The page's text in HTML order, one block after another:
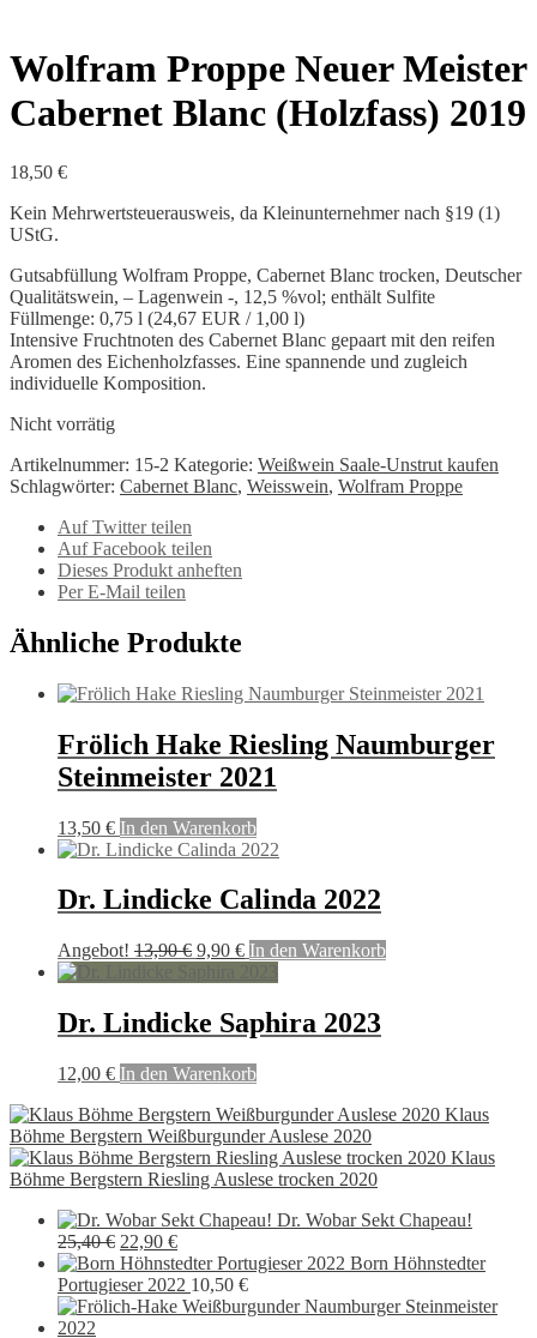
Wolfram Proppe Neuer Meister
Cabernet Blanc (Holzfass) 2019
18,50 €
Kein Mehrwertsteuerausweis, da Kleinunternehmer nach §19 (1)
UStG.
Gutsabfüllung Wolfram Proppe, Cabernet Blanc trocken, Deutscher
Qualitätswein, – Lagenwein -, 12,5 %vol; enthält Sulfite
Füllmenge: 0,75 l (24,67 EUR / 1,00 l)
Intensive Fruchtnoten des Cabernet Blanc gepaart mit den reifen
Aromen des Eichenholzfasses. Eine spannende und zugleich
individuelle Komposition.
Nicht vorrätig
Artikelnummer: 15-2 Kategorie: Weißwein Saale-Unstrut kaufen
Schlagwörter: Cabernet Blanc, Weisswein, Wolfram Proppe
Auf Twitter teilen
Auf Facebook teilen
Dieses Produkt anheften
Per E-Mail teilen
Ähnliche Produkte
Frölich Hake Riesling Naumburger
Steinmeister 2021
13,50 € In den Warenkorb
Dr. Lindicke Calinda 2022
Angebot! 13,90€ Ursprünglicher
13,90 €
9,90 €Aktueller
9,90 €.
In den Warenkorb
Dr. Lindicke Saphira 2023
12,00 € In den Warenkorb
Klaus
Böhme Bergstern Weißburgunder Auslese 2020
Klaus
Böhme Bergstern Riesling Auslese trocken 2020
Dr. Wobar Sekt Chapeau!
25,40€ Ursprünglicher
Preis
war:
25,40 €
22,90 €Aktueller
Preis
ist:
22,90 €.
Born Höhnstedter
Portugieser 2022 10,50 €